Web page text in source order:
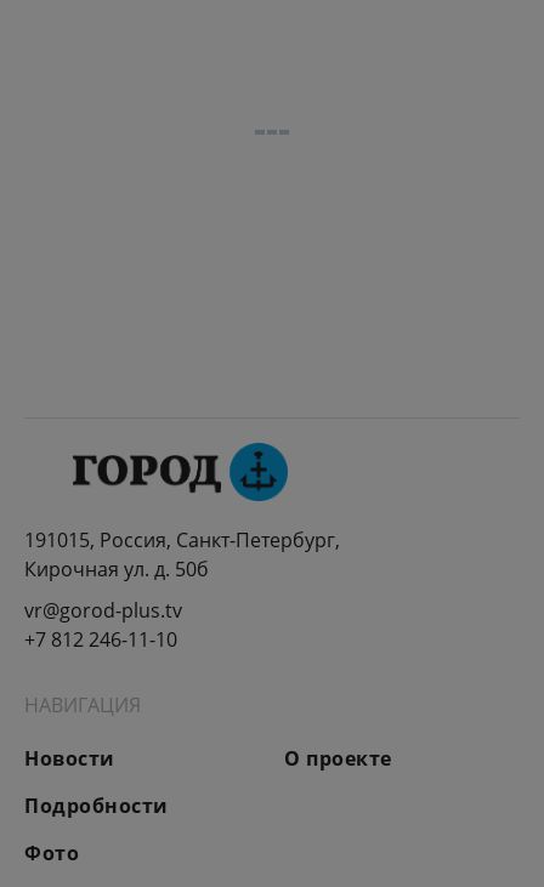
191015, Россия, Санкт-Петербург,
Кирочная ул. д. 50б
vr@gorod-plus.tv
+7 812 246-11-10
НАВИГАЦИЯ
Новости
Подробности
Фото
О проекте